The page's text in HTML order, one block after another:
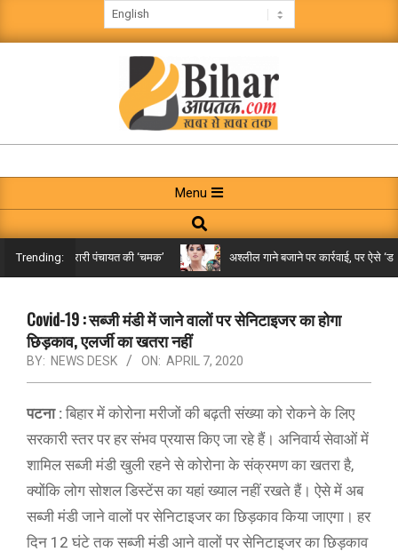
to
BIHAR
AAPTAK
Navigation
Menu
Menu
Search
Trending:
तक पहुंची गरारी पंचायत की ‘चमक’ अश्लील गाने बजाने पर कार्रवाई, पर ऐसे
Covid-19 : सब्जी मंडी में जाने वालों पर सेनिटाइजर का होगा
छिड़काव, एलर्जी का खतरा नहीं
BY: NEWS DESK ON: APRIL 7, 2020
पटना : बिहार में कोरोना मरीजों की बढ़ती संख्या को रोकने के लिए
सरकारी स्तर पर हर संभव प्रयास किए जा रहे हैं। अनिवार्य सेवाओं में
शामिल सब्जी मंडी खुली रहने से कोरोना के संक्रमण का खतरा है,
क्योंकि लोग सोशल डिस्टेंस का यहां ख्याल नहीं रखते हैं। ऐसे में अब
सब्जी मंडी जाने वालों पर सेनिटाइजर का छिड़काव किया जाएगा। हर
दिन 12 घंटे तक सब्जी मंडी आने वालों पर सेनिटाइजर का छिड़काव